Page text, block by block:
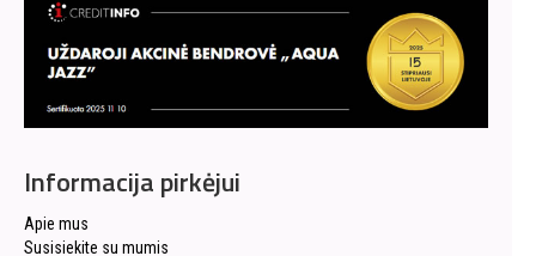
Informacija pirkėjui
Apie mus
Susisiekite su mumis